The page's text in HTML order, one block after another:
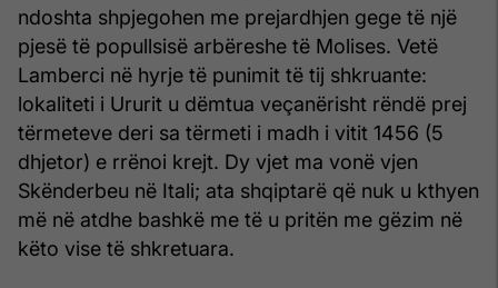
ndoshta shpjegohen me prejardhjen gege të një
pjesë të popullsisë arbëreshe të Molises. Vetë
Lamberci në hyrje të punimit të tij shkruante:
lokaliteti i Ururit u dëmtua veçanërisht rëndë prej
tërmeteve deri sa tërmeti i madh i vitit 1456 (5
dhjetor) e rrënoi krejt. Dy vjet ma vonë vjen
Skënderbeu në Itali; ata shqiptarë që nuk u kthyen
më në atdhe bashkë me të u pritën me gëzim në
këto vise të shkretuara.